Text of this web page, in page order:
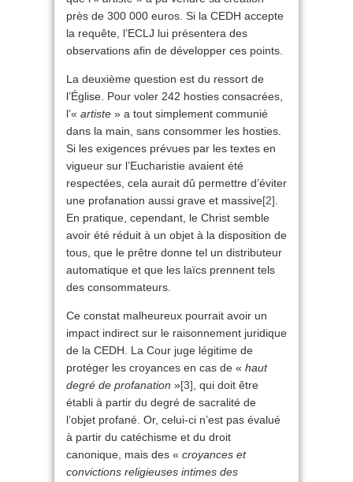
près de 300 000 euros. Si la CEDH accepte
la requête, l’ECLJ lui présentera des
observations afin de développer ces points.
La deuxième question est du ressort de
l’Église. Pour voler 242 hosties consacrées,
l’« artiste » a tout simplement communié
dans la main, sans consommer les hosties.
Si les exigences prévues par les textes en
vigueur sur l’Eucharistie avaient été
respectées, cela aurait dû permettre d’éviter
une profanation aussi grave et massive[2]
En pratique, cependant, le Christ semble
avoir été réduit à un objet à la disposition de
tous, que le prêtre donne tel un distributeur
automatique et que les laïcs prennent tels
des consommateurs.
Ce constat malheureux pourrait avoir un
impact indirect sur le raisonnement juridique
de la CEDH. La Cour juge légitime de
protéger les croyances en cas de « haut
degré de profanation »[3] , qui doit être
établi à partir du degré de sacralité de
l’objet profané. Or, celui-ci n’est pas évalué
à partir du catéchisme et du droit
canonique, mais des « croyances et
convictions religieuses intimes des